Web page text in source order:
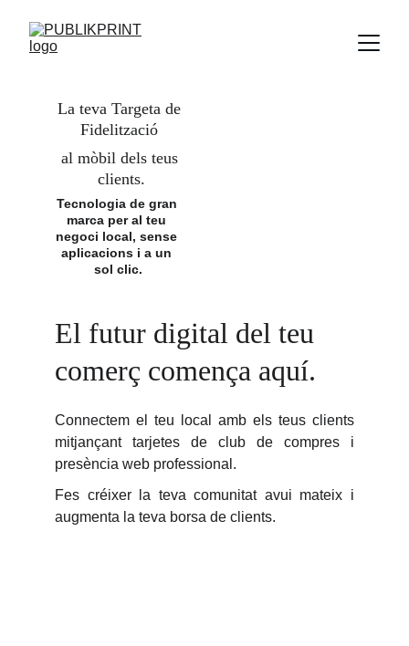
La teva Targeta de
Fidelització
al mòbil dels teus
clients.
Tecnologia de gran
marca per al teu
negoci local, sense
aplicacions i a un
sol clic.
El futur digital del teu
comerç comença aquí.
Connectem el teu local amb els teus clients
mitjançant tarjetes de club de compres i
presència web professional.
Fes créixer la teva comunitat avui mateix i
augmenta la teva borsa de clients.